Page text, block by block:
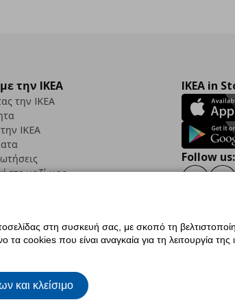
την IKEA
την IKEA
IKEA
μαζί μας
IKEA in
Follow us:
Γενική Πολιτική Προσωπικών
στη συσκευή σας, με σκοπό τη
που είναι αναγκαία για τη λειτουργία της
και κλείσιμο